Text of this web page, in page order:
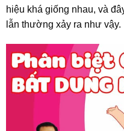
hiệu khá giống nhau, và
lẫn thường xảy ra như vậy.